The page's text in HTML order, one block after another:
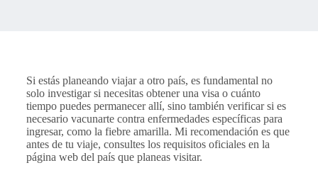
Si estás planeando viajar a otro país, es fundamental no
solo investigar si necesitas obtener una visa o cuánto
tiempo puedes permanecer allí, sino también verificar si es
necesario vacunarte contra enfermedades específicas para
ingresar, como la fiebre amarilla. Mi recomendación es que
antes de tu viaje, consultes los requisitos oficiales en la
página web del país que planeas visitar.